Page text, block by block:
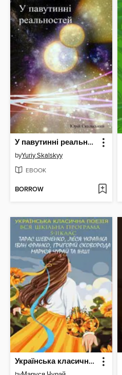
У павутинні реальностей, #1
byYuriy Skalskyy
EBOOK
BORROW
Українська класична поезія. Вся шкільна програма. 5-11 клас